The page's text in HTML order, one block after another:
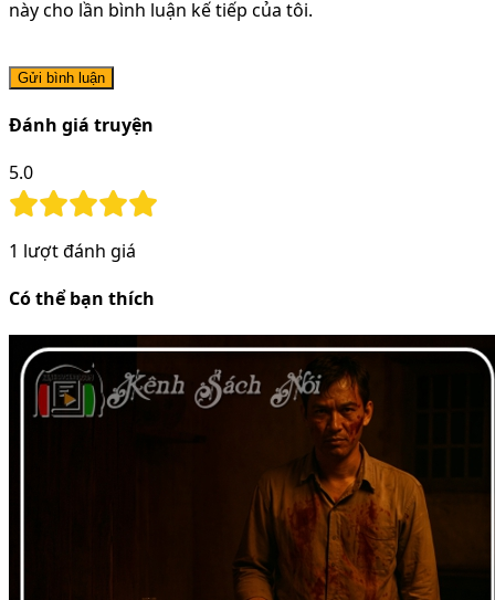
này cho lần bình luận kế tiếp của tôi.
Gửi bình luận
Đánh giá truyện
5.0
1 lượt đánh giá
Có thể bạn thích